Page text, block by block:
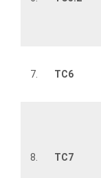
7. TC6
8. TC7